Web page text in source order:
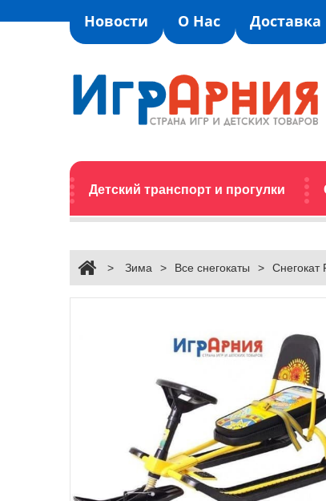
Новости О Нас Доставка
Детский транспорт и прогулки
> Зима > Все снегокаты > Снегокат